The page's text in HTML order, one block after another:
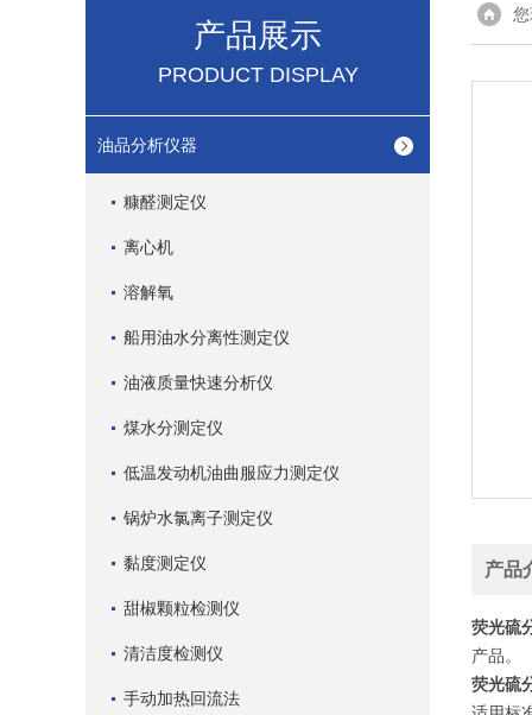
产品展示
PRODUCT DISPLAY
油品分析仪器
糠醛测定仪
离心机
溶解氧
船用油水分离性测定仪
油液质量快速分析仪
煤水分测定仪
低温发动机油曲服应力测定仪
锅炉水氯离子测定仪
黏度测定仪
甜椒颗粒检测仪
清洁度检测仪
手动加热回流法
产品
荧光硫
产品。
荧光硫